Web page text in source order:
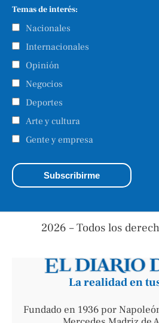
Temas de interés:
Nacionales
Internacionales
Opinión
Negocios
Deportes
Arte y cultura
Gente y empresa
2026 – Todos los
La realidad en
Fundado en 1936 por